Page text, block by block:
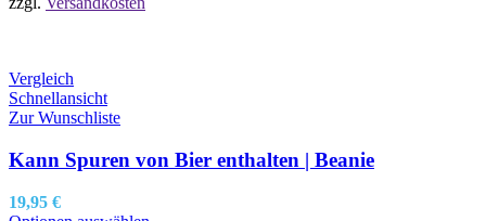
Vergleich
Schnellansicht
Zur Wunschliste
Kann Spuren von Bier enthalten | Beanie
19,95 €